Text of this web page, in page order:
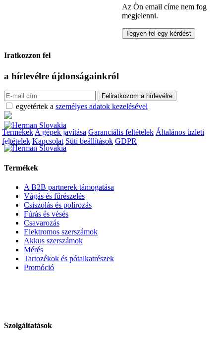
Az Ön email címe nem fog
megjelenni.
Iratkozzon fel
a hírlevélre újdonságainkról
egyetértek a személyes adatok kezelésével
TermékekA gépek javítása Garanciális feltételek Általános üzleti
feltételek Kapcsolat Süti beállítások GDPR
Termékek
A B2B partnerek támogatása
Vágás és fűrészelés
Csiszolás és polírozás
Fúrás és vésés
Csavarozás
Elektromos szerszámok
Akkus szerszámok
Mérés
Tartozékok és pótalkatrészek
Promóció
Szolgáltatások